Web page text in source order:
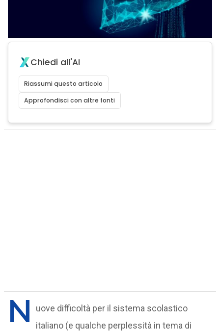
Chiedi all'AI
Riassumi questo articolo
Approfondisci con altre fonti
N
uove difficoltà per il sistema scolastico
italiano (e qualche perplessità in tema di